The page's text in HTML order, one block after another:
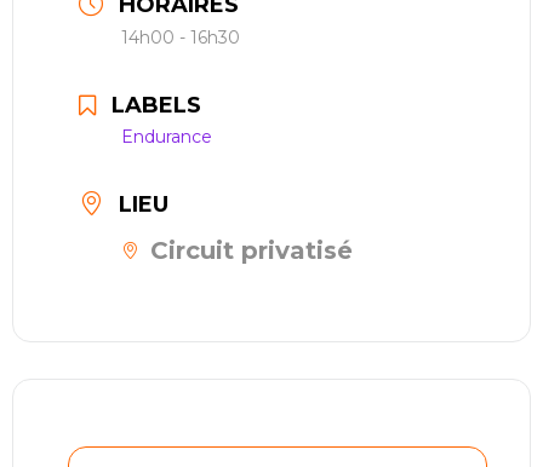
restauration
réserver ma séance
14h00 - 16h30
LABELS
Endurance
LIEU
Circuit privatisé